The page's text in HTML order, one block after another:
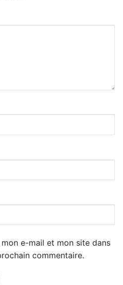
e-mail et mon site dans
commentaire.